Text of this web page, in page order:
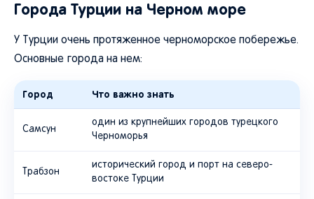
Города Турции на Черном море
У Турции очень протяженное черноморское побережье.
Основные города на нем:
Город Что важно знать
Самсун
один из крупнейших городов турецкого
Черноморья
Трабзон
исторический город и порт на северо-
востоке Турции